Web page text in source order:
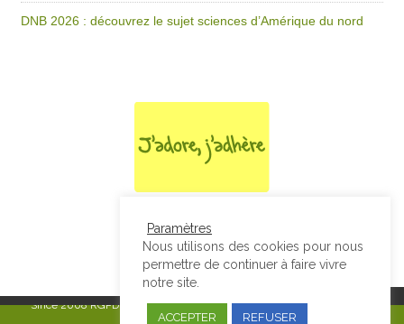
DNB 2026 : découvrez le sujet sciences d’Amérique du nord
Since 2008RGPD & Mentions Légales|Designed by Studio Thil - Site
Paramètres
Nous utilisons des cookies pour nous
permettre de continuer à faire vivre
notre site.
ACCEPTER REFUSER